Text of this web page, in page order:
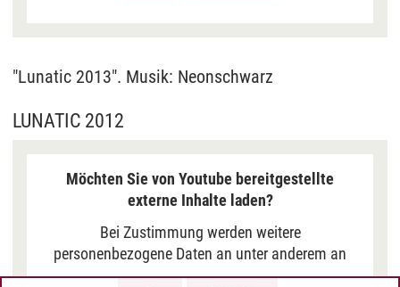
an EU-Standards, jedoch als unzureichend
dass Ihre Daten dann durch US-Behörden
erfolgt die Weitergabe nur für die Anzeige dieses
Videos. Bei Klick auf „Immer“ erfolgt die
Weitergabe generell bei Anzeige von Youtube-
Videos auf unserer Seite. Nähere Informationen
hierzu entnehmen Sie bitte unserer
"Lunatic 2013". Musik: Neonschwarz
LUNATIC 2012
Möchten Sie von Youtube bereitgestellte
externe Inhalte laden?
Bei Zustimmung werden weitere
personenbezogene Daten an unter anderem an
Google in den USA übermittelt, um Ihnen Youtube-